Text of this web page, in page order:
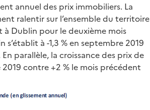
annuel des prix immobiliers. La
ralentir sur l’ensemble du territoire
à Dublin pour le deuxième mois
à -1,3 % en septembre 2019
parallèle, la croissance des prix de
2019 contre +2 % le mois précédent